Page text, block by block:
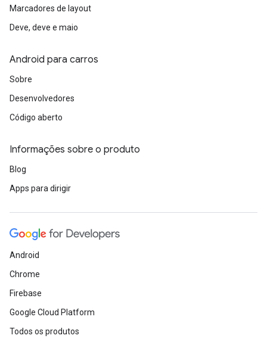
Marcadores de layout
Deve, deve e maio
Android para carros
Sobre
Desenvolvedores
Código aberto
Informações sobre o produto
Blog
Apps para dirigir
Android
Chrome
Firebase
Google Cloud Platform
Todos os produtos